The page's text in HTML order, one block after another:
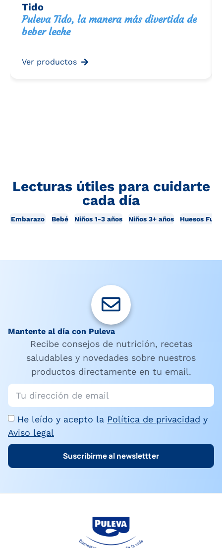
Tido
Puleva Tido, la manera más divertida de
beber leche
Ver productos
Lecturas útiles para cuidarte
cada día
Embarazo Bebé Niños 1-3 años Niños 3+ años Huesos
Mantente al día con Puleva
Recibe consejos de nutrición, recetas
saludables y novedades sobre nuestros
productos directamente en tu email.
He leído y acepto la Política de privacidad y
Aviso legal
Suscribirme al newslettter